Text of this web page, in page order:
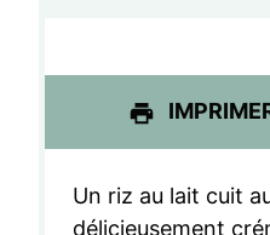
e
s
e
Un riz au lait cuit
délicieusement